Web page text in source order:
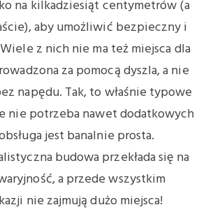
na kilkadziesiąt centymetrów (a
aby umożliwić bezpieczny i
z nich nie ma też miejsca dla
za pomocą dyszla, a nie
napędu. Tak, to właśnie typowe
nie potrzeba nawet dodatkowych
jest banalnie prosta.
budowa przekłada się na
a przede wszystkim
nie zajmują dużo miejsca!